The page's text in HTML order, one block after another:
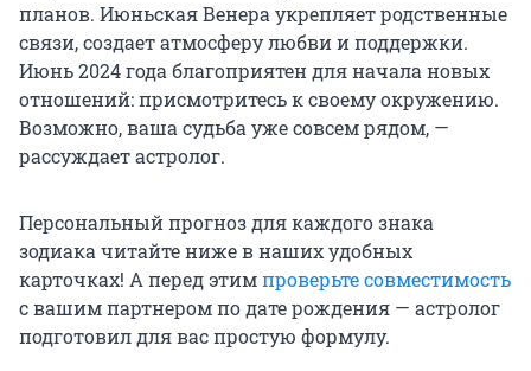
планов. Июньская Венера укрепляет родственные
связи, создает атмосферу любви и поддержки.
Июнь 2024 года благоприятен для начала новых
отношений: присмотритесь к своему окружению.
Возможно, ваша судьба уже совсем рядом, —
рассуждает астролог.
Персональный прогноз для каждого знака
зодиака читайте ниже в наших удобных
карточках! А перед этимпроверьте совместимость
с вашим партнером по дате рождения — астролог
подготовил для вас простую формулу.